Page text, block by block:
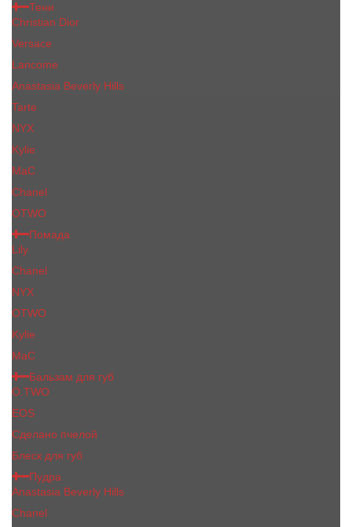
Тени
Christian Dior
Versace
Lancome
Anastasia Beverly Hills
Tarte
NYX
Kylie
MaC
Сhanеl
OTWO
Помада
Lily
Chanel
NYX
OTWO
Kylie
МаС
Бальзам для губ
O.TWO
EOS
Сделано пчелой
Блеск для губ
Пудра
Anastasia Beverly Hills
Chanel